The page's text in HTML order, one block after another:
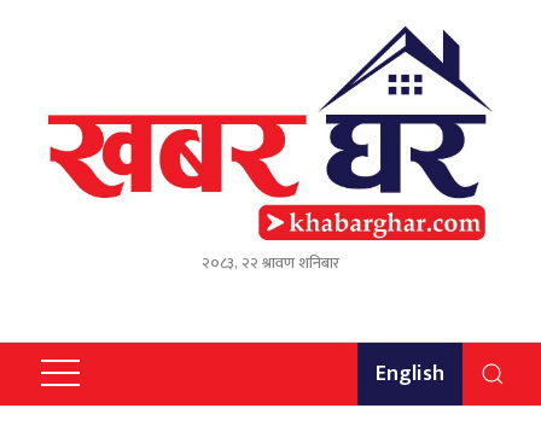
२०८३, २२ श्रावण शनिबार
English